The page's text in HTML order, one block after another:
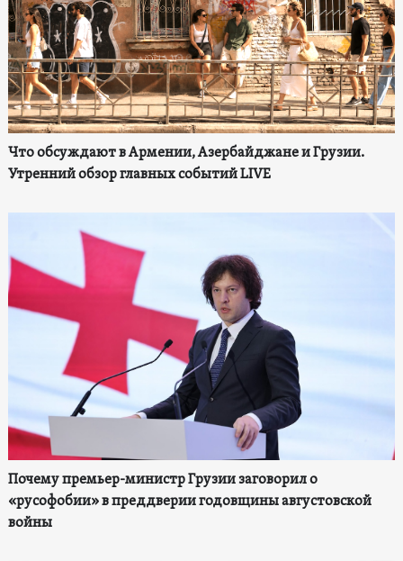
Что обсуждают в Армении, Азербайджане и Грузии.
Утренний обзор главных событий LIVE
Почему премьер-министр Грузии заговорил о
«русофобии» в преддверии годовщины августовской
войны